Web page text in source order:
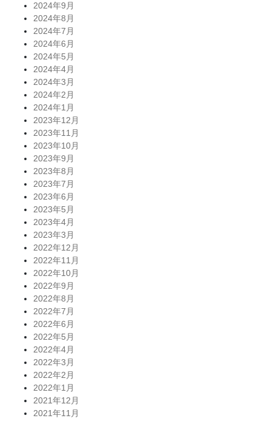
2024年9月
2024年8月
2024年7月
2024年6月
2024年5月
2024年4月
2024年3月
2024年2月
2024年1月
2023年12月
2023年11月
2023年10月
2023年9月
2023年8月
2023年7月
2023年6月
2023年5月
2023年4月
2023年3月
2022年12月
2022年11月
2022年10月
2022年9月
2022年8月
2022年7月
2022年6月
2022年5月
2022年4月
2022年3月
2022年2月
2022年1月
2021年12月
2021年11月